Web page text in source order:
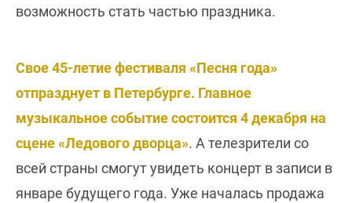
возможность стать частью праздника.
Свое 45-летие фестиваля «Песня года»
отпразднует в Петербурге. Главное
музыкальное событие состоится 4 декабря на
сцене «Ледового дворца». А телезрители со
всей страны смогут увидеть концерт в записи в
январе будущего года. Уже началась продажа